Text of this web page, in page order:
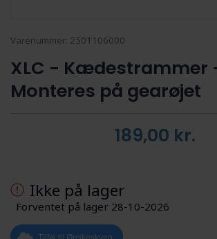
Varenummer: 2501106000
XLC - Kædestrammer
Monteres på gearøjet
189,00 kr.
Ikke på lager
Forventet på lager 28-10-2026